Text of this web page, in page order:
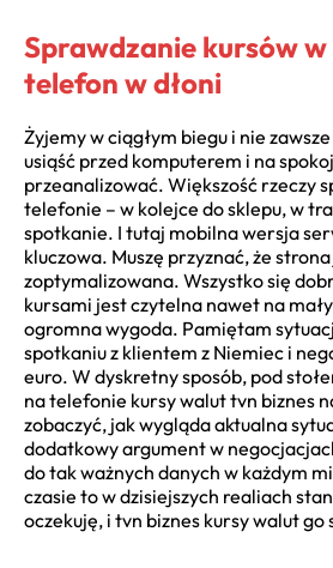
Sprawdzanie kursów
telefon w dłoni
Żyjemy w ciągłym biegu i nie
usiąść przed komputerem i na
przeanalizować. Większość rzeczy
telefonie – w kolejce do sklepu, w
spotkanie. I tutaj mobilna wersja
kluczowa. Muszę przyznać, że
zoptymalizowana. Wszystko się
kursami jest czytelna nawet na
ogromna wygoda. Pamiętam
spotkaniu z klientem z Niemiec i
euro. W dyskretny sposób, pod
na telefonie kursy walut tvn biznes
zobaczyć, jak wygląda aktualna
dodatkowy argument w
do tak ważnych danych w każdym
czasie to w dzisiejszych realiach
oczekuję, i tvn biznes kursy walut go